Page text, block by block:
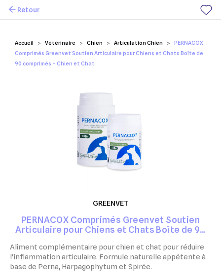
Mes favoris
Accueil Vétérinaire Chien Articulation Chien
PERNACOX
Comprimés Greenvet Soutien Articulaire pour Chiens et Chats Boîte de
90 comprimés – Chien et Chat
Retour
GREENVET
PERNACOX Comprimés Greenvet Soutien
Articulaire pour Chiens et Chats Boîte de 90
Aliment complémentaire pour chien et chat pour réduire
l'inflammation articulaire. Formule naturelle appétente à
base de Perna, Harpagophytum et Spirée.